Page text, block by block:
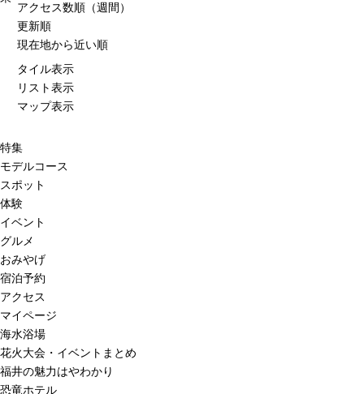
アクセス数順（週間）
更新順
現在地から近い順
タイル表示
リスト表示
マップ表示
特集
モデルコース
スポット
体験
イベント
グルメ
おみやげ
宿泊予約
アクセス
マイページ
海水浴場
花火大会・イベントまとめ
福井の魅力はやわかり
恐竜ホテル